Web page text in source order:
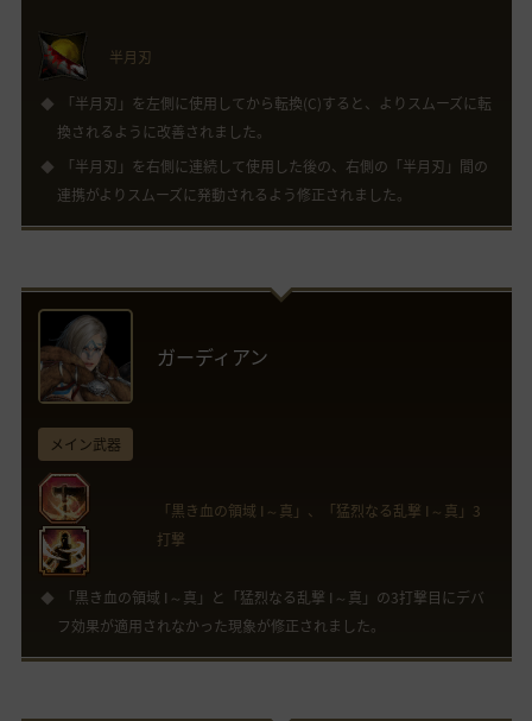
半月刃
「半月刃」を左側に使用してから転換(C)すると、よりスムーズに転
換されるように改善されました。
「半月刃」を右側に連続して使用した後の、右側の「半月刃」間の
連携がよりスムーズに発動されるよう修正されました。
ガーディアン
メイン武器
「黒き血の領域 I～真」、「猛烈なる乱撃 I～真」3
打撃
「黒き血の領域 I～真」と「猛烈なる乱撃 I～真」の3打撃目にデバ
フ効果が適用されなかった現象が修正されました。